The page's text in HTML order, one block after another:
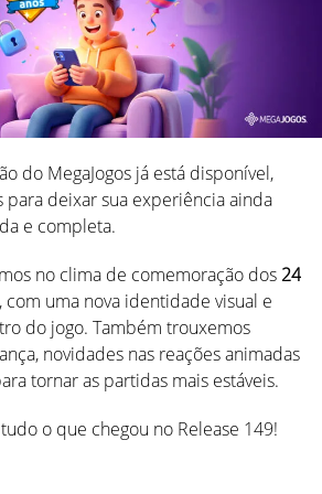
do MegaJogos já está disponível,
deixar sua experiência ainda
e completa.
no clima de comemoração dos24
com uma nova identidade visual e
do jogo. Também trouxemos
novidades nas reações animadas
tornar as partidas mais estáveis.
o que chegou no Release 149!